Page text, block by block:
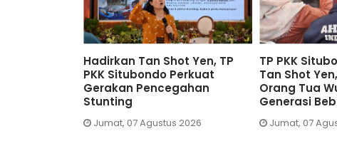
Diundang TP PKK Situbondo,
Tan Shot Yen Ungkap Kunci
Generasi Sehat dan Cerdas
Jumat, 07 Agustus 2026
TP PKK Situbondo Perkuat
Edukasi Cegah Stunting
Lewat Pekan Menyusui
Jumat, 07 Agustus 2026